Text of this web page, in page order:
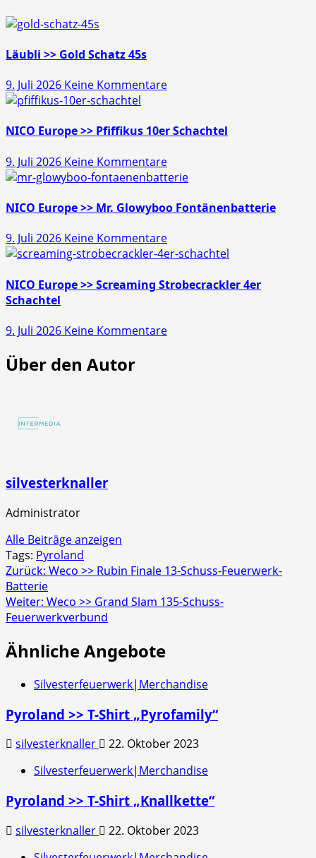
Läubli >> Gold Schatz 45s
9. Juli 2026 Keine Kommentarezu
Gold
45s
NICO Europe >> Pfiffikus 10er Schachtel
9. Juli 2026 Keine Kommentarezu
NICO
>>
10er
Schachtel
NICO Europe >> Mr. Glowyboo Fontänenbatterie
9. Juli 2026 Keine Kommentarezu
NICO
>>
Fontänenbatterie
NICO Europe >> Screaming Strobecrackler 4er
Schachtel
9. Juli 2026 Keine Kommentarezu
Über den Autor
silvesterknaller
Administrator
Alle Beiträge anzeigen
Tags: Pyroland
Beitragsnavigation
Zurück: Weco >> Rubin Finale 13-Schuss-Feuerwerk-
Batterie
Weiter: Weco >> Grand Slam 135-Schuss-
Feuerwerkverbund
Ähnliche Angebote
Silvesterfeuerwerk|Merchandise
Pyroland >> T-Shirt „Pyrofamily“
silvesterknaller
22. Oktober 2023
Silvesterfeuerwerk|Merchandise
Pyroland >> T-Shirt „Knallkette“
silvesterknaller
22. Oktober 2023